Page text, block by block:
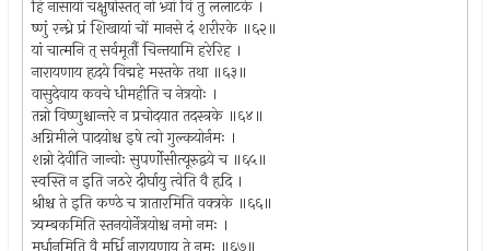
हिं नासायां चक्षुषोस्तत् नो भ्र्वां विं तु ललाटके ।
ष्णुं रन्ध्रे प्रं शिखायां चों मानसे दं शरीरके ॥६२॥
यां चात्मनि त् सर्वमूर्तौ चिन्तयामि हरेरिह ।
नारायणाय हृदये विद्महे मस्तके तथा ॥६३॥
वासुदेवाय कवचे धीमहीति च नेत्रयोः ।
तन्नो विष्णुश्चान्तरे न प्रचोदयात तदस्त्रके ॥६४॥
अग्निमीले पादयोश्च इषे त्वो गुल्कयोर्नमः ।
शन्नो देवीति जान्वोः सुपर्णोसीत्यूरुद्वये च ॥६५॥
स्वस्ति न इति जठरे दीर्घायु त्वेति वै हृदि ।
श्रीश्च ते इति कण्ठे च त्रातारमिति वक्त्रके ॥६६॥
त्र्यम्बकमिति स्तनयोर्नेत्रयोश्च नमो नमः ।